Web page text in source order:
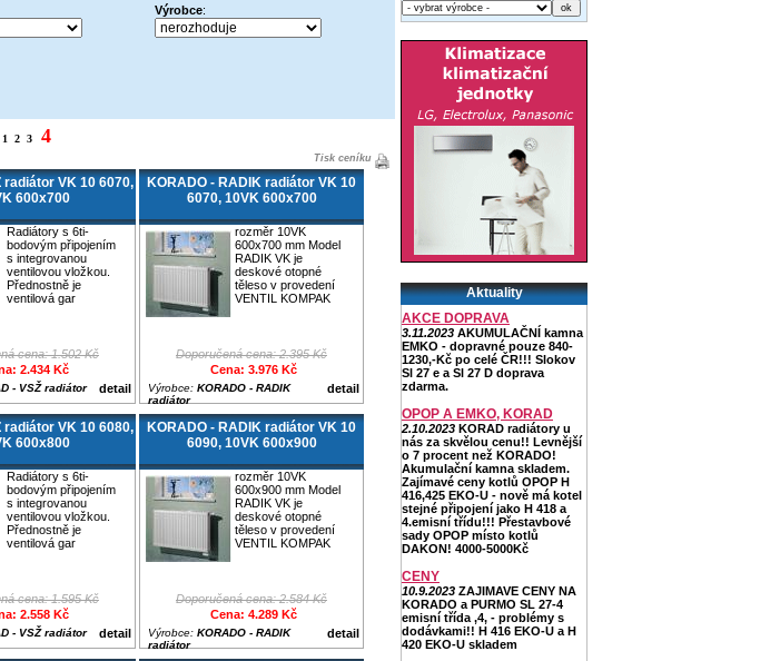
Výrobce:
1 2 3 4
Tisk ceníku
radiátor VK 10 6070,
600x700
Radiátory s 6ti-
bodovým připojením
s integrovanou
ventilovou vložkou.
Přednostně je
ventilová gar
cena: 1.502 Kč
2.434 Kč
detail
- VSŽ radiátor
KORADO - RADIK radiátor VK 10
6070, 10VK 600x700
rozměr 10VK
600x700 mm Model
RADIK VK je
deskové otopné
těleso v provedení
VENTIL KOMPAK
Doporučená cena: 2.395 Kč
Cena: 3.976 Kč
detail
Výrobce: KORADO - RADIK
radiátor
radiátor VK 10 6080,
600x800
Radiátory s 6ti-
bodovým připojením
s integrovanou
ventilovou vložkou.
Přednostně je
ventilová gar
cena: 1.595 Kč
2.558 Kč
detail
- VSŽ radiátor
KORADO - RADIK radiátor VK 10
6090, 10VK 600x900
rozměr 10VK
600x900 mm Model
RADIK VK je
deskové otopné
těleso v provedení
VENTIL KOMPAK
Doporučená cena: 2.584 Kč
Cena: 4.289 Kč
detail
Výrobce: KORADO - RADIK
radiátor
Aktuality
AKCE DOPRAVA
3.11.2023 AKUMULAČNÍ kamna
EMKO - dopravné pouze 840-
1230,-Kč po celé ČR!!! Slokov
Sl 27 e a Sl 27 D doprava
zdarma.
OPOP A EMKO, KORAD
2.10.2023 KORAD radiátory u
nás za skvělou cenu!! Levnější
o 7 procent než KORADO!
Akumulační kamna skladem.
Zajímavé ceny kotlů OPOP H
416,425 EKO-U - nově má kotel
stejné připojení jako H 418 a
4.emisní třídu!!! Přestavbové
sady OPOP místo kotlů
DAKON! 4000-5000Kč
CENY
10.9.2023 ZAJIMAVE CENY NA
KORADO a PURMO SL 27-4
emisní třída ,4, - problémy s
dodávkami!! H 416 EKO-U a H
420 EKO-U skladem